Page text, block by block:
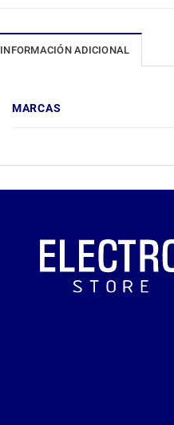
INFORMACIÓN ADICIONAL
MARCAS